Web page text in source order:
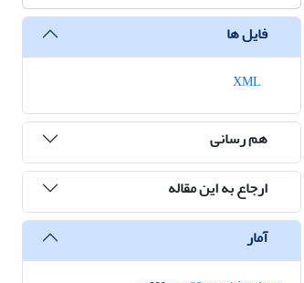
فایل ها
هم رسانی
ارجاع به این مقاله
آمار